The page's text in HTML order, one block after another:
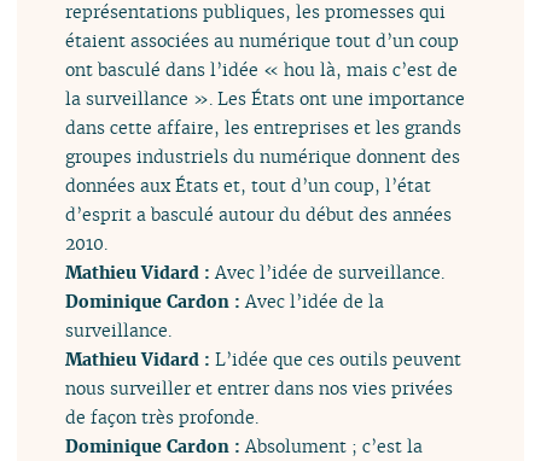
représentations publiques, les promesses qui
étaient associées au numérique tout d’un coup
ont basculé dans l’idée « hou là, mais c’est de
la surveillance ». Les États ont une importance
dans cette affaire, les entreprises et les grands
groupes industriels du numérique donnent des
données aux États et, tout d’un coup, l’état
d’esprit a basculé autour du début des années
2010.
Mathieu Vidard :Avec l’idée de surveillance.
Dominique Cardon :Avec l’idée de la
surveillance.
Mathieu Vidard :L’idée que ces outils peuvent
nous surveiller et entrer dans nos vies privées
de façon très profonde.
Dominique Cardon :Absolument ; c’est la